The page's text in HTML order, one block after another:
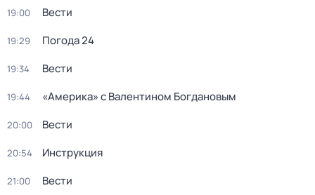
19:00 Вести
19:29 Погода 24
19:34 Вести
19:44 «Америка» с Валентином Богдановым
20:00 Вести
20:54 Инструкция
21:00 Вести